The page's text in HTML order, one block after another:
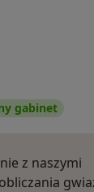
gabinet
z naszymi